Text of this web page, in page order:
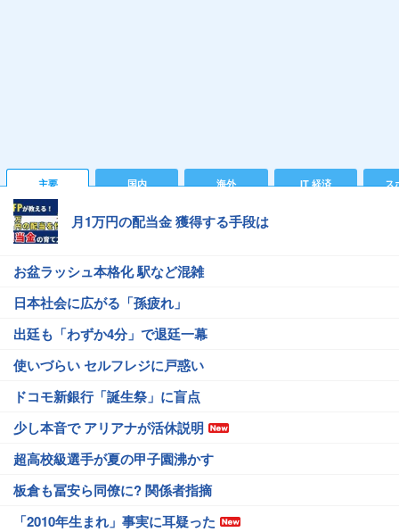
主要 国内 海外 IT 経済 ス
月1万円の配当金 獲得する手段は
お盆ラッシュ本格化 駅など混雑
日本社会に広がる「孫疲れ」
出廷も「わずか4分」で退廷一幕
使いづらい セルフレジに戸惑い
ドコモ新銀行「誕生祭」に盲点
少し本音で アリアナが活休説明
超高校級選手が夏の甲子園沸かす
板倉も冨安ら同僚に? 関係者指摘
「2010年生まれ」事実に耳疑った